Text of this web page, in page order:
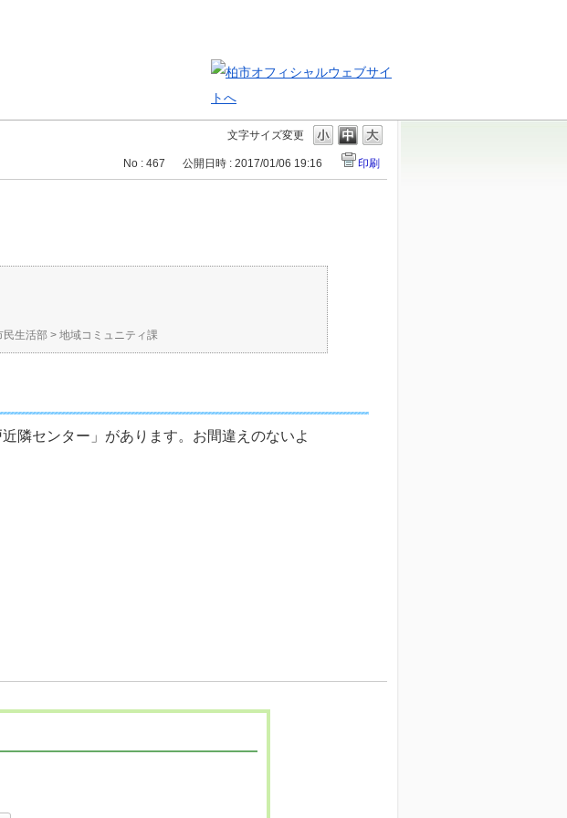
文字サイズ変更
No : 467 公開日時 : 2017/01/06 19:16 印刷
民生活部 > 地域コミュニティ課
隣センター」があります。お間違えのないよ